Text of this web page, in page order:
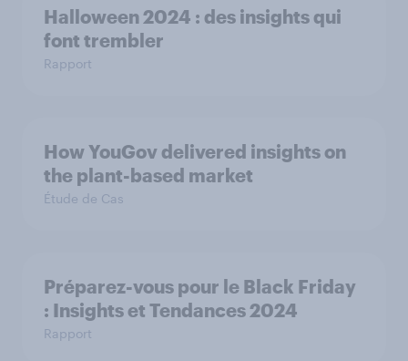
Halloween 2024 : des insights qui
font trembler
Rapport
How YouGov delivered insights on
the plant-based market
Étude de Cas
Préparez-vous pour le Black Friday
: Insights et Tendances 2024
Rapport